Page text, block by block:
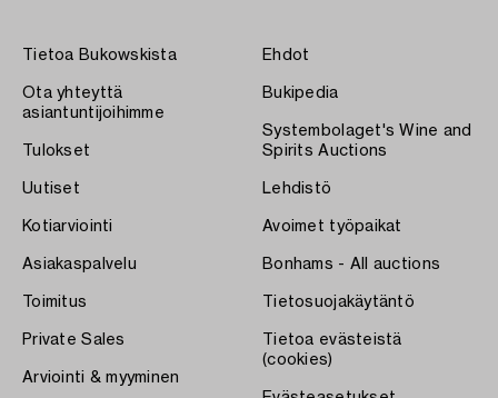
Tietoa Bukowskista
Ota yhteyttä
asiantuntijoihimme
Tulokset
Uutiset
Kotiarviointi
Asiakaspalvelu
Toimitus
Private Sales
Arviointi & myyminen
Ehdot
Bukipedia
Systembolaget's Wine and
Spirits Auctions
Lehdistö
Avoimet työpaikat
Bonhams - All auctions
Tietosuojakäytäntö
Tietoa evästeistä
(cookies)